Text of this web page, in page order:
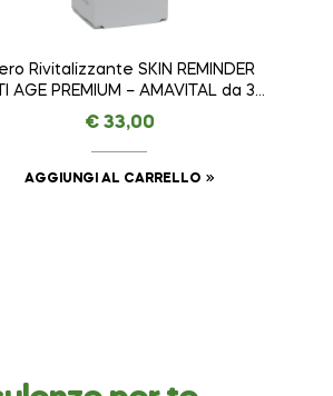
Rivitalizzante SKIN REMINDER
AGE PREMIUM – AMAVITAL da 30
ml
€33,00
AGGIUNGI AL CARRELLO